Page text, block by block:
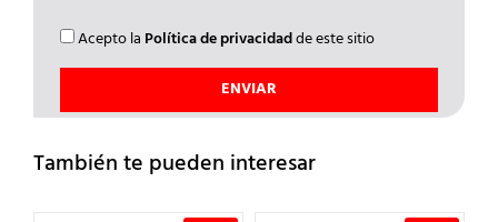
Acepto la Política de privacidadde este sitio
También te pueden interesar